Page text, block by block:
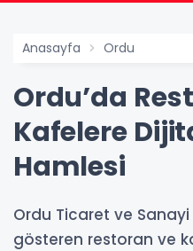
Anasayfa Ordu
Ordu’da
Kafelere
Hamlesi
Ordu Ticaret ve
gösteren restoran ve